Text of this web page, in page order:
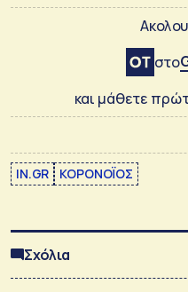
στο
και μάθετε
IN.GR ΚΟΡΟΝΟΪΟΣ
Σχόλια